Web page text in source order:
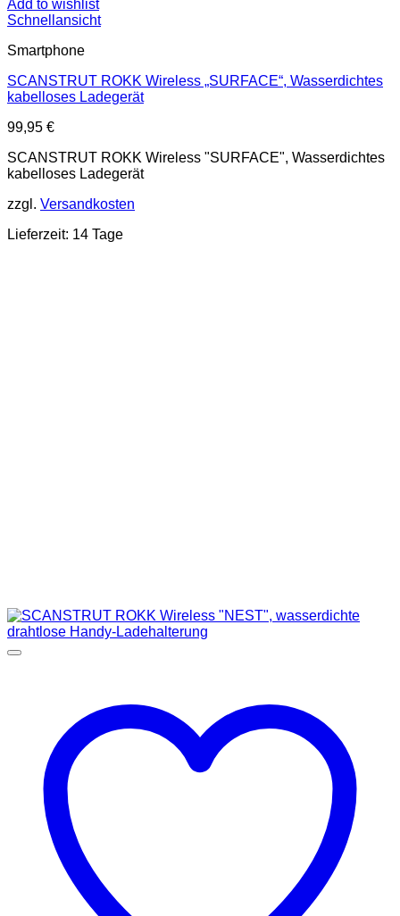
Add to wishlist
Schnellansicht
Smartphone
SCANSTRUT ROKK Wireless „SURFACE“, Wasserdichtes
kabelloses Ladegerät
99,95 €
SCANSTRUT ROKK Wireless "SURFACE", Wasserdichtes
kabelloses Ladegerät
zzgl. Versandkosten
Lieferzeit: 14 Tage